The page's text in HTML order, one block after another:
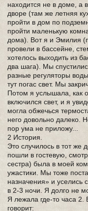
находится не в доме, а
дворе (там же летняя
пройти в дом по
пройти маленькую
дома). Вот я и Эмилия
провели в бассейне,
хотелось выходить из
два шага). Мы
разные регуляторы
тут погас свет. Мы
Потом я услышала, как
включился свет, и я
могла обжечься
него довольно далеко.
пор ума не приложу...
2 История.
Это случилось в тот же
пошли в гостевую,
сестра) была в моей
ужастики. Мы тоже
назначения» и уселись
в 2-3 ночи. Я долго не
Я лежала где-то часа 2.
говорит: